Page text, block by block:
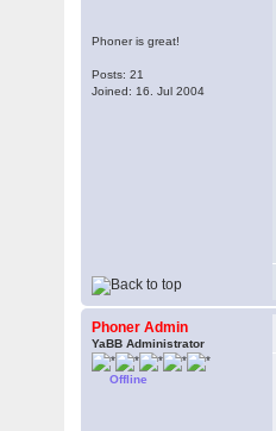
Phoner is great!
Posts: 21
Joined: 16. Jul 2004
Phoner Admin
YaBB Administrator
Offline